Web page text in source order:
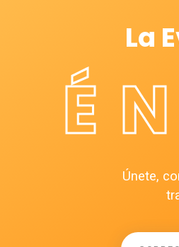
La
Únete,